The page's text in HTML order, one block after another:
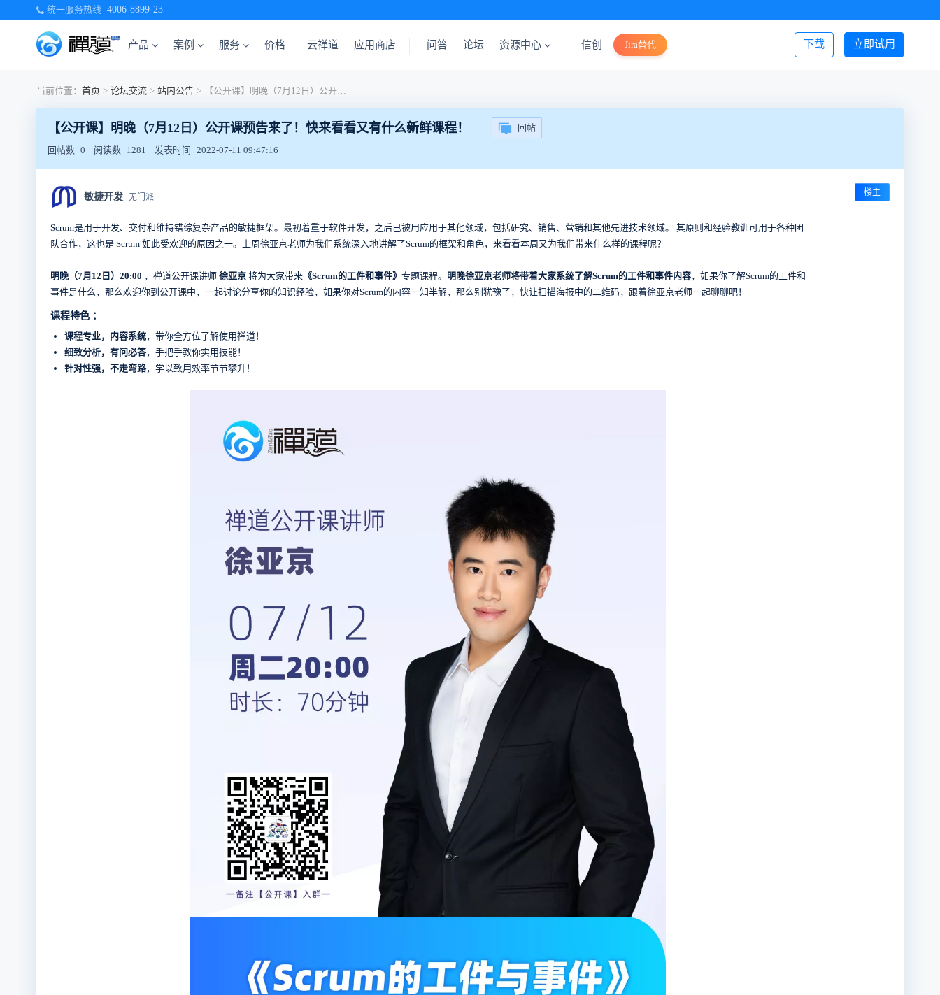
统一服务热线 4006-8899-23
产品 案例 服务 价格 立即试用
下载
云禅道 应用商店 问答 论坛 资源中心 信创 Jira替代 登录/注册
当前位置： 首页 > 论坛交流 > 站内公告 > 【公开课】明晚（7月12日）公开课预告来了！快来看看又有什么新鲜课程！
【公开课】明晚（7月12日）公开课预告来了！快来看看又有什么新鲜课程！ 回帖
回帖数 0 阅读数 1281 发表时间 2022-07-11 09:47:16
敏捷开发 无门派 楼主
Scrum是用于开发、交付和维持错综复杂产品的敏捷框架。最初着重于软件开发，之后已被用应用于其他领域，包括研究、销售、营销和其他先进技术领域。 其原则和经验教训可用于各种团
队合作，这也是 Scrum 如此受欢迎的原因之一。上周徐亚京老师为我们系统深入地讲解了Scrum的框架和角色，来看看本周又为我们带来什么样的课程呢？
明晚（7月12日）20:00 ，禅道公开课讲师 徐亚京 将为大家带来 《Scrum的工件和事件》 专题课程。 明晚徐亚京老师将带着大家系统了解Scrum的工件和事件内容，如果你了解Scrum的工件和
事件是什么，那么欢迎你到公开课中，一起讨论分享你的知识经验，如果你对Scrum的内容一知半解，那么别犹豫了，快让扫描海报中的二维码，跟着徐亚京老师一起聊聊吧！
课程特色 ：
课程专业，内容系统，带你全方位了解使用禅道！
细致分析，有问必答，手把手教你实用技能！
针对性强，不走弯路，学以致用效率节节攀升！